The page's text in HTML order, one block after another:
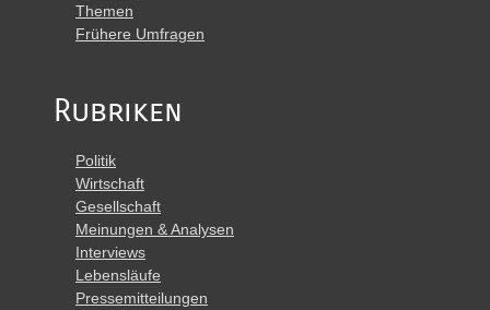
Themen
Frühere Umfragen
Rubriken
Politik
Wirtschaft
Gesellschaft
Meinungen & Analysen
Interviews
Lebensläufe
Pressemitteilungen